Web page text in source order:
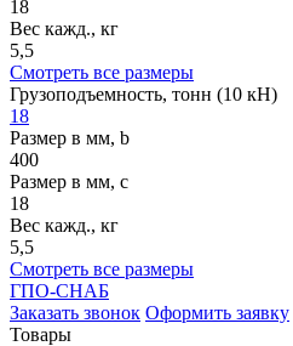
18
Вес кажд., кг
5,5
Смотреть все размеры
Грузоподъемность, тонн (10 кН)
18
Размер в мм, b
400
Размер в мм, c
18
Вес кажд., кг
5,5
Смотреть все размеры
ГПО-СНАБ
Заказать звонок Оформить заявку
Товары